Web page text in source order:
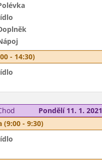
- 14:30)
Pondělí 11. 1. 2021
(9:00 - 9:30)